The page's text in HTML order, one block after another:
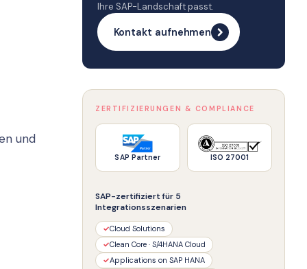
und
Ihre SAP-Landschaft passt.
Kontakt aufnehmen
ZERTIFIZIERUNGEN & COMPLIANCE
SAP Partner ISO 27001
SAP-zertifiziert für 5
Integrationsszenarien
✓Cloud Solutions
✓Clean Core · S/4HANA Cloud
✓Applications on SAP HANA